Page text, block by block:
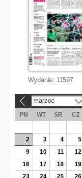
Wydanie: 11597
marzec
PN WT ŚR CZ
2
3 4 5
9
10 11 12
16
17 18 19
23
24 25 26